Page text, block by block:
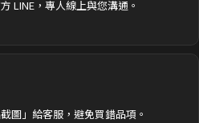
LINE，專人線上與您溝通。
圖」給客服，避免買錯品項。